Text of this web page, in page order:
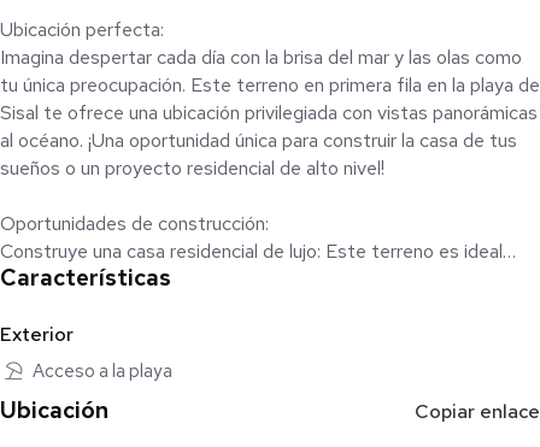
Ubicación perfecta:
Imagina despertar cada día con la brisa del mar y las olas como
tu única preocupación. Este terreno en primera fila en la playa de
Sisal te ofrece una ubicación privilegiada con vistas panorámicas
al océano. ¡Una oportunidad única para construir la casa de tus
sueños o un proyecto residencial de alto nivel!
Oportunidades de construcción:
Construye una casa residencial de lujo: Este terreno es ideal
para desarrollar una residencia exclusiva, donde podrás disfrutar
Desarrolla un edificio de departamentos con amenidades
premium: La amplitud del terreno te permite también construir
vivir o invertir en un entorno privilegiado. ¡Imagina un rooftop con
Características
Exterior
Acceso a la playa
Ubicación Copiar enlace